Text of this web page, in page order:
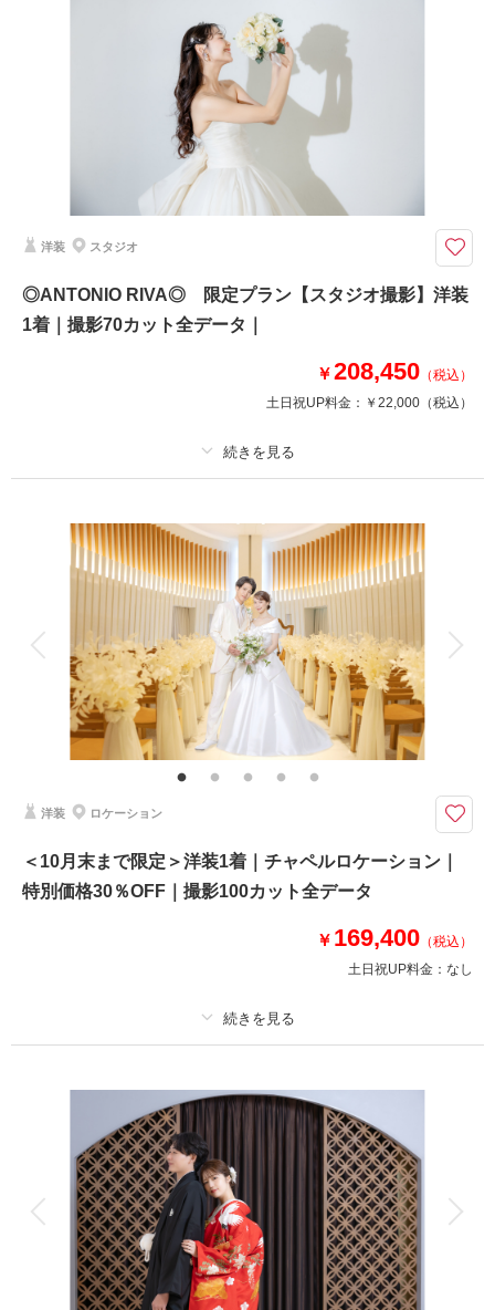
ヘアメイク
データ 30 カット
会食
家族用衣装レンタル
その他含むもの
全データ、衣裳小物（アクセサリー、パニエ、靴など）、ブーケ、スタジオ
シーン利用（2シーン）、キレイ加工
頑張ってきた自分へのご褒美にもおすすめ♪自分らしくきれいな瞬間を残し
憧れの衣裳を着てきれいな瞬間を残したい、そんな夢が叶うソロプラン♪
小顔・痩身が叶うキレイ加工が付いてくる！
結婚式で着れなかったドレスで撮りたい、前撮りで後悔したので撮り直した
撮影日：2025年9月3日
撮影場所：
スタジオ （愛知）
相談予約する
来店・オンライン
撮影日の空き
を確認する
洋装 スタジオ
◎ANTONIO RIVA◎ 限定プラン【スタジオ撮影】洋装
1着｜撮影70カット全データ｜
￥208,450 （税込）
土日祝UP料金： ￥22,000 （税込）
撮影料 新婦衣装1着 新郎衣装1着
着付け ヘアメイク 小物一式
データ 70 カット
衣装追加 会食
家族と撮影 家族用衣装レンタル ペットと撮影
その他含むもの
全データ、衣裳小物（アクセサリー、シャツ、パニエ、靴など）、新郎ヘア
セット、スタジオシーン利用（2シーン）
今だけの特別価格でご用意！着てみたかったANTONIO RIVAのドレスでお
写真を残しませんか？
アップグレード料金なしでANTONIO RIVAのドレスが着れちゃうお得プラン
360度どこから見ても美しい、
相談予約する 撮影日の空き
洋装 ロケーション
＜10月末まで限定＞洋装1着｜チャペルロケーション｜
特別価格30％OFF｜撮影100カット全データ
￥ 169,400 （税込）
土日祝UP料金： なし
新婦衣装1着
着付け 小物一式
アルバム データ 100 カット 台紙付写真
衣装追加 会食 挙式
家族と撮影 家族用衣装レンタル ペットと撮影
その他含むもの
全データ、施設使用料、衣裳小物（アクセサリー、シャツ、パニエ、靴な